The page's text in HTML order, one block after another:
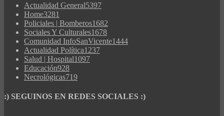
Actualidad General5397
Home3281
Policiales | Bomberos1682
Sociales Y Culturales1678
Comunidad InfoSanVicente1444
Actualidad Política1237
Salud | Hospital1097
Educación928
Necrológicas719
:) SEGUINOS EN REDES SOCIALES :)